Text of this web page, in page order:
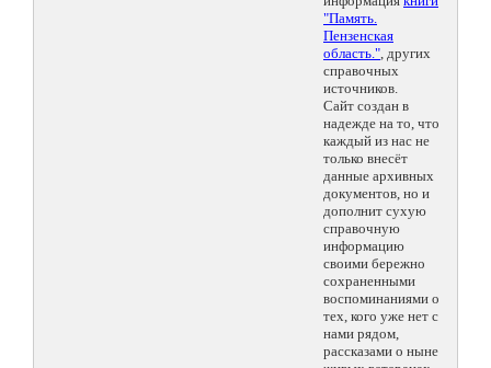
"Память.
Пензенская
область.", других
справочных
источников.
Сайт создан в
надежде на то, что
каждый из нас не
только внесёт
данные архивных
документов, но и
дополнит сухую
справочную
информацию
своими бережно
сохраненными
воспоминаниями о
тех, кого уже нет с
нами рядом,
рассказами о ныне